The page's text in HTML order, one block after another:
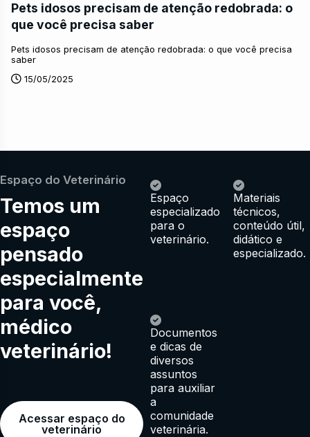
Pets idosos precisam de atenção redobrada: o
que você precisa saber
Pets idosos precisam de atenção redobrada: o que você precisa
saber
15/05/2025
Espaço do Veterinário
Temos um
espaço
pensado
especialmente
para você,
médico
veterinário!
Acessar espaço do
veterinário
Espaço
especializado
para o
veterinário.
Materiais
técnicos,
conteúdo útil,
didático e
especializado.
Documentos
e dicas de
diversos
assuntos
para auxiliar
a
comunidade
veterinária.